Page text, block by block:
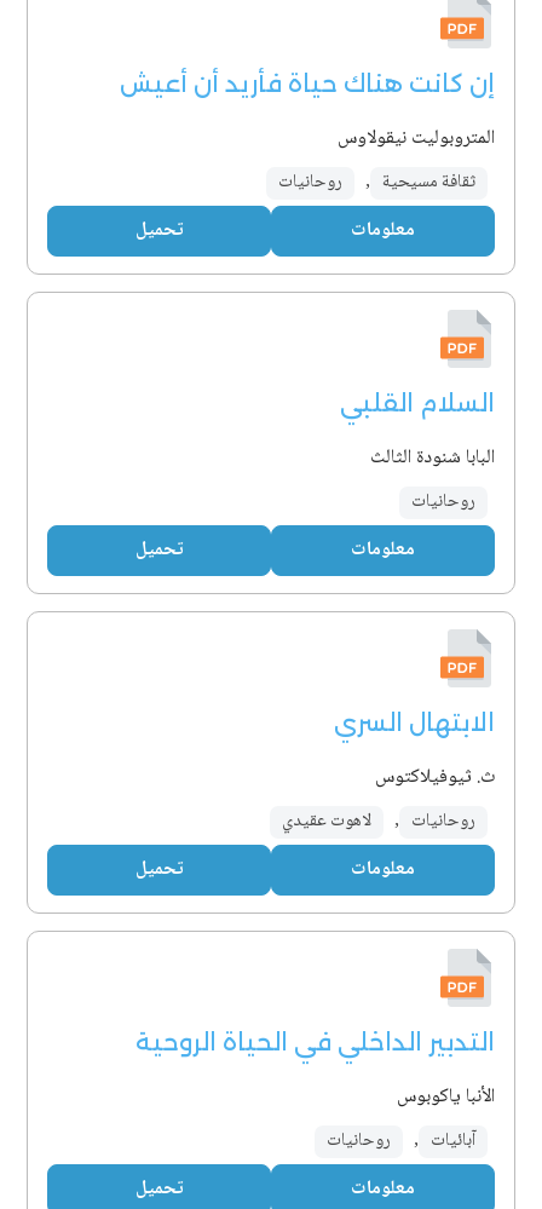
إن كانت هناك حياة فأريد أن أعيش
المتروبوليت نيقولاوس
ثقافة مسيحية , روحانيات
معلومات تحميل
السلام القلبي
البابا شنودة الثالث
روحانيات
معلومات تحميل
الابتهال السري
ث. ثيوفيلاكتوس
روحانيات , لاهوت عقيدي
معلومات تحميل
التدبير الداخلي في الحياة الروحية
الأنبا ياكوبوس
آبائيات , روحانيات
معلومات تحميل